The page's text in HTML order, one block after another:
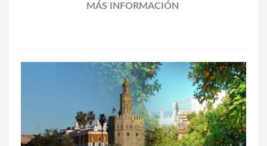
MÁS INFORMACIÓN